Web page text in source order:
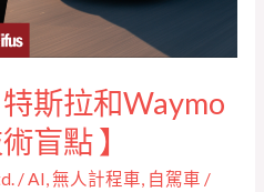
特斯拉和Waymo
盲點 】
/AI,無人計程車, 自駕車 /